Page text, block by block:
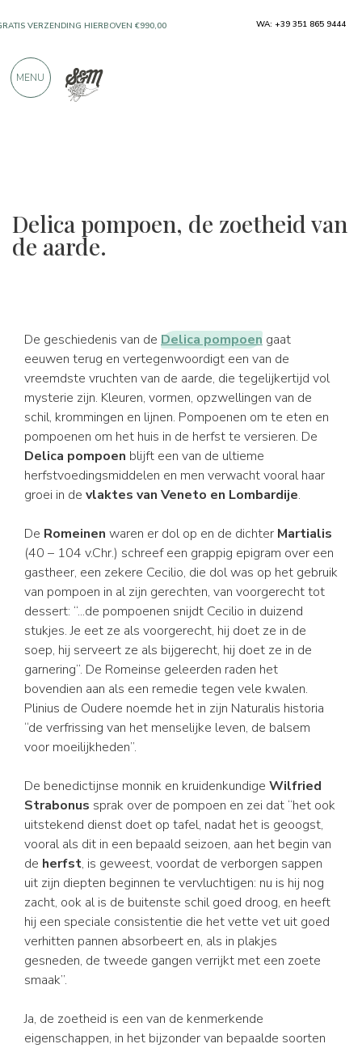
Delica pompoen, de zoetheid van
de aarde.
De geschiedenis van de Delica pompoen gaat
eeuwen terug en vertegenwoordigt een van de
vreemdste vruchten van de aarde, die tegelijkertijd vol
mysterie zijn. Kleuren, vormen, opzwellingen van de
schil, krommingen en lijnen. Pompoenen om te eten en
pompoenen om het huis in de herfst te versieren. De
Delica pompoen blijft een van de ultieme
herfstvoedingsmiddelen en men verwacht vooral haar
groei in de vlaktes van Veneto en Lombardije.
De Romeinen waren er dol op en de dichter Martialis
(40 – 104 v.Chr.) schreef een grappig epigram over een
gastheer, een zekere Cecilio, die dol was op het gebruik
van pompoen in al zijn gerechten, van voorgerecht tot
dessert: “...de pompoenen snijdt Cecilio in duizend
stukjes. Je eet ze als voorgerecht, hij doet ze in de
soep, hij serveert ze als bijgerecht, hij doet ze in de
garnering”. De Romeinse geleerden raden het
bovendien aan als een remedie tegen vele kwalen.
Plinius de Oudere noemde het in zijn Naturalis historia
“de verfrissing van het menselijke leven, de balsem
voor moeilijkheden”.
De benedictijnse monnik en kruidenkundige Wilfried
Strabonus sprak over de pompoen en zei dat “het ook
uitstekend dienst doet op tafel, nadat het is geoogst,
vooral als dit in een bepaald seizoen, aan het begin van
de herfst, is geweest, voordat de verborgen sappen
uit zijn diepten beginnen te vervluchtigen: nu is hij nog
zacht, ook al is de buitenste schil goed droog, en heeft
hij een speciale consistentie die het vette vet uit goed
verhitten pannen absorbeert en, als in plakjes
gesneden, de tweede gangen verrijkt met een zoete
smaak”.
Ja, de zoetheid is een van de kenmerkende
eigenschappen, in het bijzonder van bepaalde soorten
PRODUCTEN VAN UITSTEKENDE
DAN 900 POSITIEVE RECENSIES
WA: +39 351 865 9444
MENU